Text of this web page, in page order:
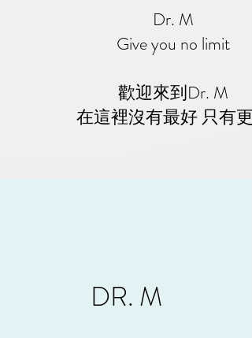
Dr. M
Give you no limit
歡迎來到Dr. M
在這裡沒有最好 只有更
DR. M